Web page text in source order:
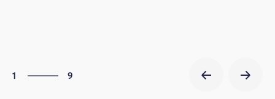
1
9